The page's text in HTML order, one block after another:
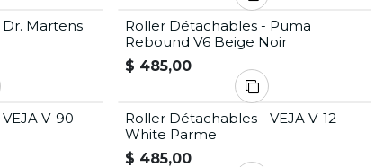
Martens
Roller Détachables - Puma
Rebound V6 Beige Noir
$ 485,00
V-90
Roller Détachables - VEJA V-12
White Parme
$ 485,00